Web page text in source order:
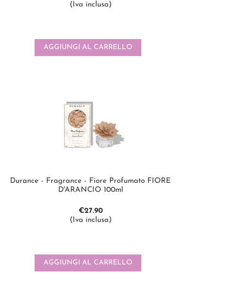
(Iva inclusa)
AGGIUNGI AL CARRELLO
Durance - Fragrance - Fiore Profumato FIORE
D'ARANCIO 100ml
€27.90
(Iva inclusa)
AGGIUNGI AL CARRELLO